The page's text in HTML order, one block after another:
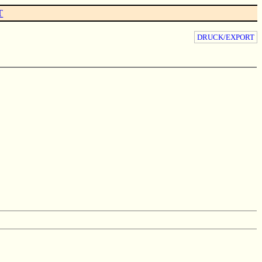
DRUCK/EXPORT